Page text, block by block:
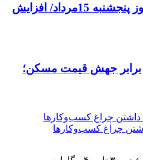
قیمت طلا، دلار و سکه امروز پنجشنبه 15مرداد/ افزایش
برابر جهش قیمت مسکن؛